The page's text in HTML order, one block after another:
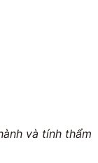
và tính thẩm